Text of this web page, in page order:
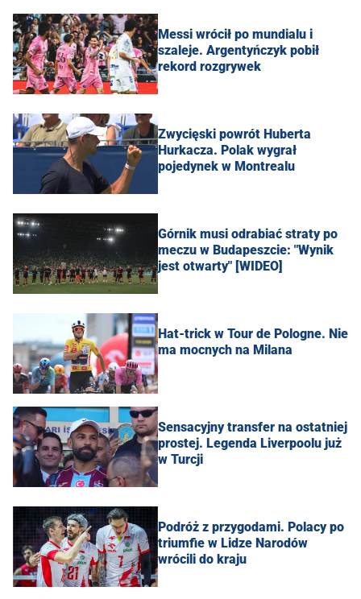
Messi wrócił po mundialu i
szaleje. Argentyńczyk pobił
rekord rozgrywek
Zwycięski powrót Huberta
Hurkacza. Polak wygrał
pojedynek w Montrealu
Górnik musi odrabiać straty po
meczu w Budapeszcie: "Wynik
jest otwarty" [WIDEO]
Hat-trick w Tour de Pologne. Nie
ma mocnych na Milana
Sensacyjny transfer na ostatniej
prostej. Legenda Liverpoolu już
w Turcji
Podróż z przygodami. Polacy po
triumfie w Lidze Narodów
wrócili do kraju